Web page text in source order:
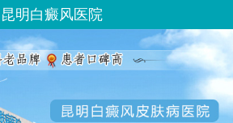
昆明白癜风医院